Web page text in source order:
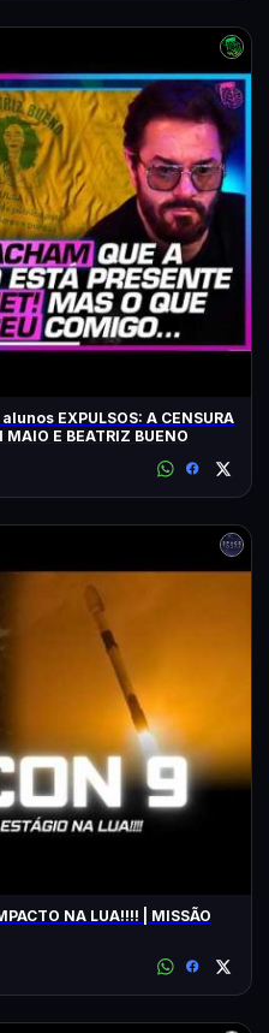
EXPULSOS: A CENSURA
E BEATRIZ BUENO